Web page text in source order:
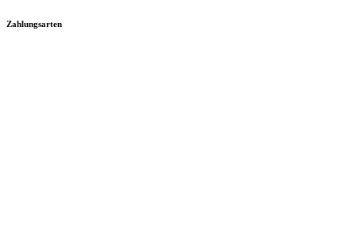
Zahlungsarten